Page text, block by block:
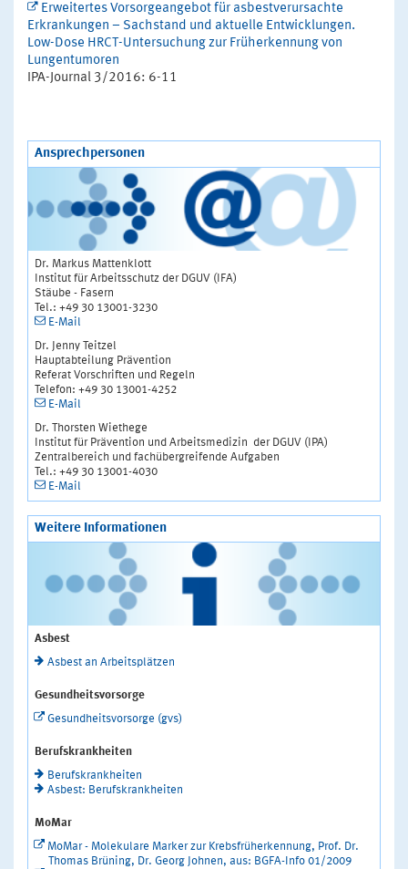
Erweitertes Vorsorgeangebot für asbestverursachte
Erkrankungen – Sachstand und aktuelle Entwicklungen.
Low-Dose HRCT-Untersuchung zur Früherkennung von
Lungentumoren
IPA-Journal 3/2016: 6-11
Ansprechpersonen
Dr. Markus Mattenklott
Institut für Arbeitsschutz der DGUV (IFA)
Stäube - Fasern
Tel.: +49 30 13001-3230
E-Mail
Dr. Jenny Teitzel
Hauptabteilung Prävention
Referat Vorschriften und Regeln
Telefon: +49 30 13001-4252
E-Mail
Dr. Thorsten Wiethege
Institut für Prävention und Arbeitsmedizin der DGUV (IPA)
Zentralbereich und fachübergreifende Aufgaben
Tel.: +49 30 13001-4030
E-Mail
Weitere Informationen
Asbest
Asbest an Arbeitsplätzen
Gesundheitsvorsorge
Gesundheitsvorsorge (gvs)
Berufskrankheiten
Berufskrankheiten
Asbest: Berufskrankheiten
MoMar
MoMar - Molekulare Marker zur Krebsfrüherkennung, Prof. Dr.
Thomas Brüning, Dr. Georg Johnen, aus: BGFA-Info 01/2009